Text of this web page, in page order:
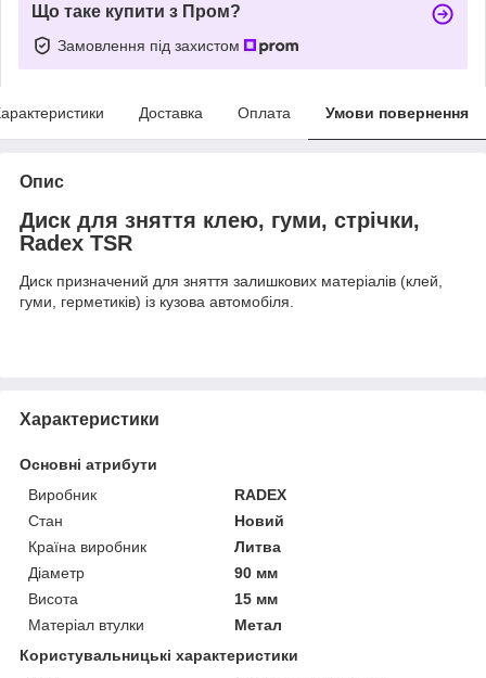
Що таке купити з Пром?
Замовлення під захистом
Доставка Оплата Умови повернення
Опис
Диск для зняття клею, гуми, стрічки,
Radex TSR
Диск призначений для зняття залишкових матеріалів (клей,
гуми, герметиків) із кузова автомобіля.
Характеристики
Основні атрибути
Виробник
RADEX
Стан
Новий
Країна виробник
Литва
Діаметр
90 мм
Висота
15 мм
Матеріал втулки
Метал
Користувальницькі характеристики